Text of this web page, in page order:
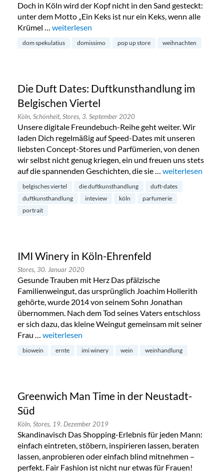
Doch in Köln wird der Kopf nicht in den Sand gesteckt:
unter dem Motto „Ein Keks ist nur ein Keks, wenn alle
Krümel … „Dom-Spekulatius eröffnet köstlichen Pop-up-
weiterlesen
dom spekulatius domissimo pop up store weihnachten
Die Duft Dates: Duftkunsthandlung im
Belgischen Viertel
Köln, Schönheit, Stores, 3. September 2020
Unsere digitale Freundebuch-Reihe geht weiter. Wir
laden Dich regelmäßig auf Speed-Dates mit unseren
liebsten Concept-Stores und Parfümerien, von denen
wir selbst nicht genug kriegen, ein und freuen uns stets
auf die spannenden Geschichten, die sie … „Die Duft Dates:
weiterlesen
belgisches viertel die duftkunsthandlung
duft-dates
duftkunsthandlung
inteview köln
parfumerie
portrait
IMI Winery in Köln-Ehrenfeld
Stores, 30. Januar 2020
Gesunde Trauben mit Herz Das pfälzische
Familienweingut, das ursprünglich Joachim Hollerith
gehörte, wurde 2014 von seinem Sohn Jonathan
übernommen. Nach dem Tod seines Vaters entschloss
er sich dazu, das kleine Weingut gemeinsam mit seiner
Frau … „IMI Winery in Köln-Ehrenfeld“
weiterlesen
biowein ernte imi winery wein weinhandlung
Greenwich Man Time in der Neustadt-
Süd
Köln, Stores, 19. Dezember 2019
Skandinavisch Das Shopping-Erlebnis für jeden Mann:
einfach eintreten, stöbern, inspirieren lassen, beraten
lassen, anprobieren oder einfach blind mitnehmen –
perfekt. Fair Fashion ist nicht nur etwas für Frauen!